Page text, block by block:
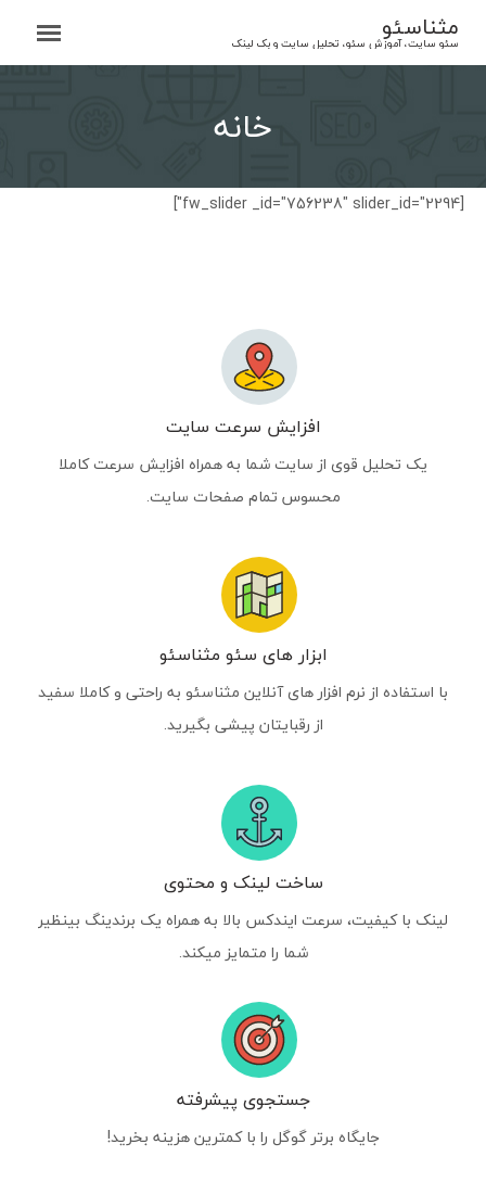
content
مثناسئو
سئو سایت، آموزش سئو، تحلیل سایت و بک لینک
خانه
[fw_slider _id="756238" slider_id="2294"]
افزایش سرعت سایت
یک تحلیل قوی از سایت شما به همراه افزایش سرعت کاملا
محسوس تمام صفحات سایت.
ابزار های سئو مثناسئو
با استفاده از نرم افزار های آنلاین مثناسئو به راحتی و کاملا سفید
از رقبایتان پیشی بگیرید.
ساخت لینک و محتوی
لینک با کیفیت، سرعت ایندکس بالا به همراه یک برندینگ بینظیر
شما را متمایز میکند.
جستجوی پیشرفته
جایگاه برتر گوگل را با کمترین هزینه بخرید!